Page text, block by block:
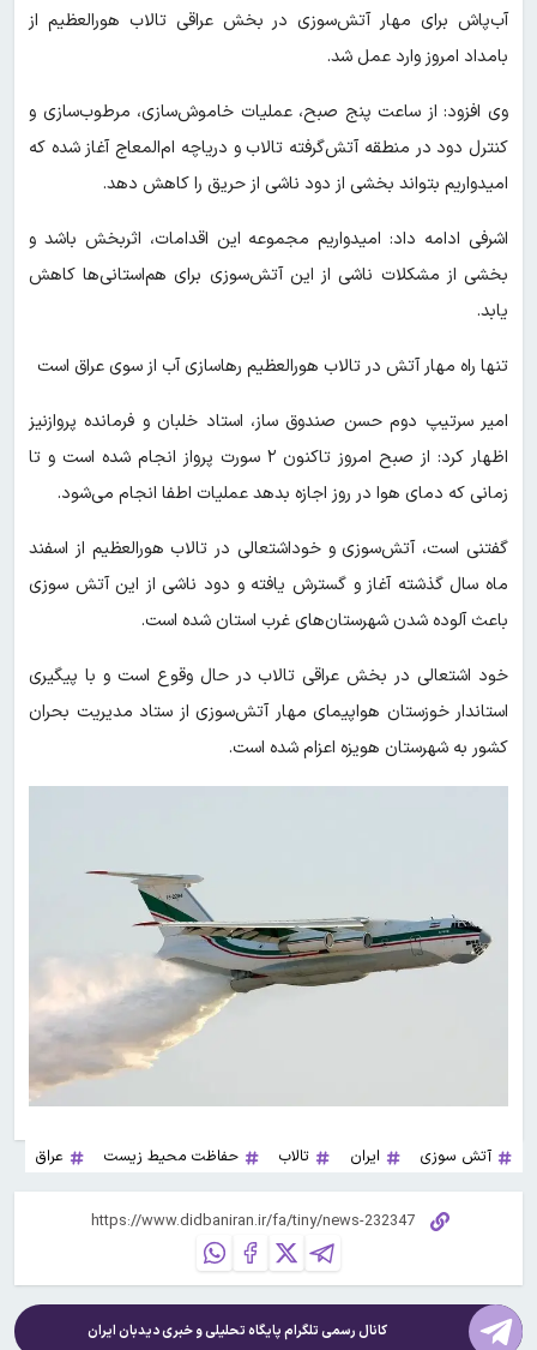
آب‌پاش برای مهار آتش‌سوزی در بخش عراقی تالاب هورالعظیم از
بامداد امروز وارد عمل شد.
وی افزود: از ساعت پنج صبح، عملیات خاموش‌سازی، مرطوب‌سازی و
کنترل دود در منطقه آتش‌گرفته تالاب و دریاچه ام‌المعاج آغاز شده که
امیدواریم بتواند بخشی از دود ناشی از حریق را کاهش دهد.
اشرفی ادامه داد: امیدواریم مجموعه این اقدامات، اثربخش باشد و
بخشی از مشکلات ناشی از این آتش‌سوزی برای هم‌استانی‌ها کاهش
یابد.
تنها راه مهار آتش در تالاب هورالعظیم رهاسازی آب از سوی عراق است
امیر سرتیپ دوم حسن صندوق ساز، استاد خلبان و فرمانده پروازنیز
اظهار کرد: از صبح امروز تاکنون ۲ سورت پرواز انجام شده است و تا
زمانی که دمای هوا در روز اجازه بدهد عملیات اطفا انجام می‌شود.
گفتنی است، آتش‌سوزی و خوداشتعالی در تالاب هورالعظیم از اسفند
ماه سال گذشته آغاز و گسترش یافته و دود ناشی از این آتش سوزی
باعث آلوده شدن شهرستان‌های غرب استان شده است.
خود اشتعالی در بخش عراقی تالاب در حال وقوع است و با پیگیری
استاندار خوزستان هواپیمای مهار آتش‌سوزی از ستاد مدیریت بحران
کشور به شهرستان هویزه اعزام شده است.
آتش سوزی ایران تالاب حفاظت محیط زیست عراق
کانال رسمی تلگرام پایگاه تحلیلی و خبریدیدبان ایران